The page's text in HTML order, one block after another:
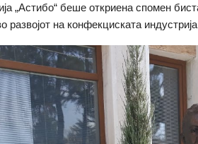
„Астибо“ беше откриена спомен
развојот на конфекциската